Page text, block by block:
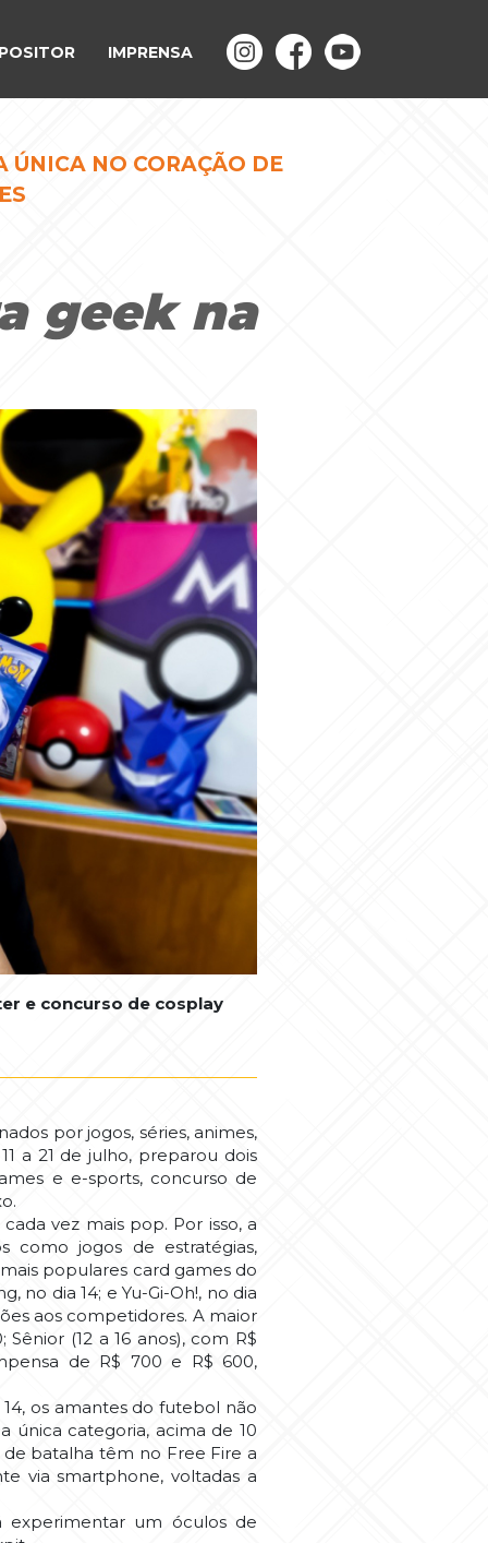
IMPRENSA
ÚNICA NO CORAÇÃO DE
geek na
e concurso de cosplay
por jogos, séries, animes,
a 21 de julho, preparou dois
e e-sports, concurso de
vez mais pop. Por isso, a
como jogos de estratégias,
populares card games do
no dia 14; e Yu-Gi-Oh!, no dia
aos competidores. A maior
(12 a 16 anos), com R$
de R$ 700 e R$ 600,
os amantes do futebol não
única categoria, acima de 10
de batalha têm no Free Fire a
via smartphone, voltadas a
experimentar um óculos de